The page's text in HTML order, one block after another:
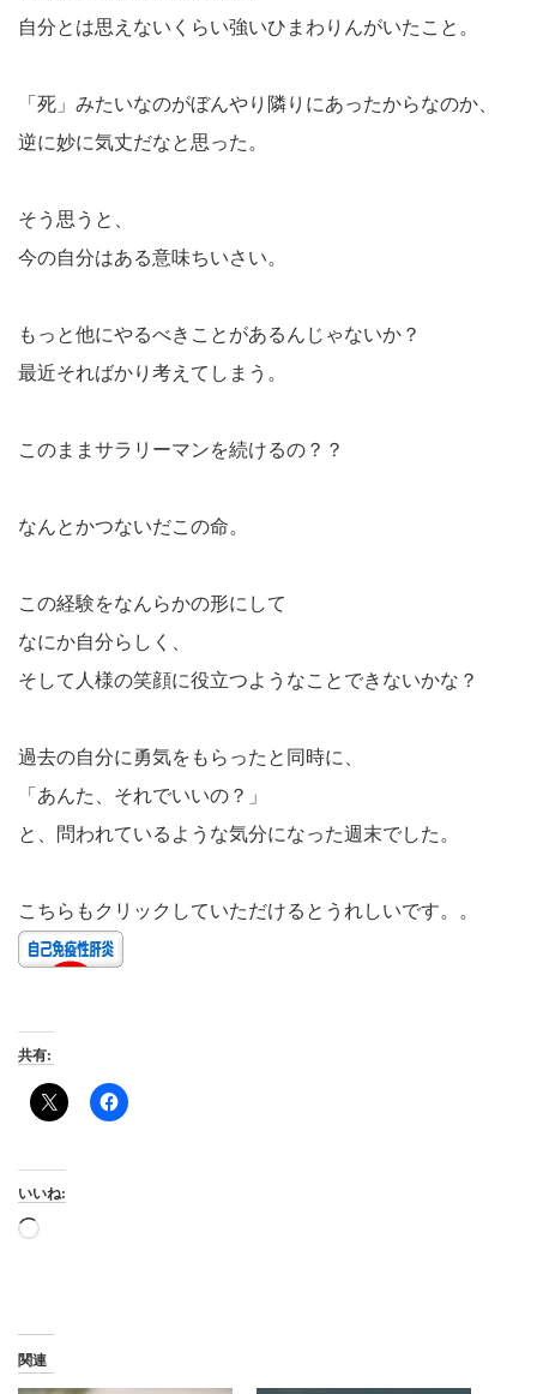
自分とは思えないくらい強いひまわりんがいたこと。
「死」みたいなのがぼんやり隣りにあったからなのか、
逆に妙に気丈だなと思った。
そう思うと、
今の自分はある意味ちいさい。
もっと他にやるべきことがあるんじゃないか？
最近そればかり考えてしまう。
このままサラリーマンを続けるの？？
なんとかつないだこの命。
この経験をなんらかの形にして
なにか自分らしく、
そして人様の笑顔に役立つようなことできないかな？
過去の自分に勇気をもらったと同時に、
「あんた、それでいいの？」
と、問われているような気分になった週末でした。
こちらもクリックしていただけるとうれしいです。。
共有:
いいね:
読
関連